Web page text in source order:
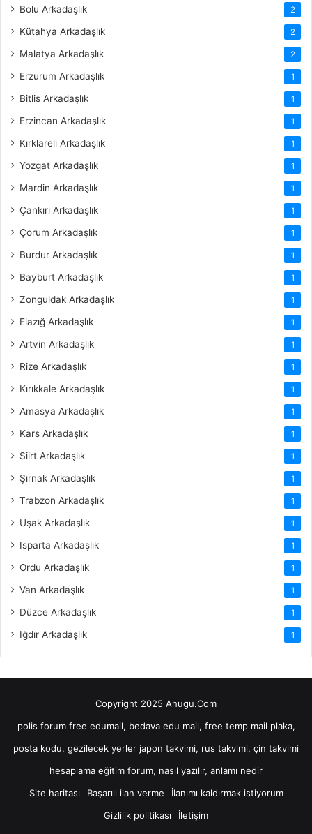
Bolu Arkadaşlık 2
Kütahya Arkadaşlık 2
Malatya Arkadaşlık 2
Erzurum Arkadaşlık 1
Bitlis Arkadaşlık 1
Erzincan Arkadaşlık 1
Kırklareli Arkadaşlık 1
Yozgat Arkadaşlık 1
Mardin Arkadaşlık 1
Çankırı Arkadaşlık 1
Çorum Arkadaşlık 1
Burdur Arkadaşlık 1
Bayburt Arkadaşlık 1
Zonguldak Arkadaşlık 1
Elazığ Arkadaşlık 1
Artvin Arkadaşlık 1
Rize Arkadaşlık 1
Kırıkkale Arkadaşlık 1
Amasya Arkadaşlık 1
Kars Arkadaşlık 1
Siirt Arkadaşlık 1
Şırnak Arkadaşlık 1
Trabzon Arkadaşlık 1
Uşak Arkadaşlık 1
Isparta Arkadaşlık 1
Ordu Arkadaşlık 1
Van Arkadaşlık 1
Düzce Arkadaşlık 1
Iğdır Arkadaşlık 1
Copyright 2025 Ahugu.Com
polis forum free edumail, bedava edu mail, free temp mail plaka,
posta kodu, gezilecek yerler japon takvimi, rus takvimi, çin takvimi
hesaplama eğitim forum, nasıl yazılır, anlamı nedir
Site haritası
Başarılı ilan verme
İlanımı kaldırmak istiyorum
Gizlilik politikası
İletişim